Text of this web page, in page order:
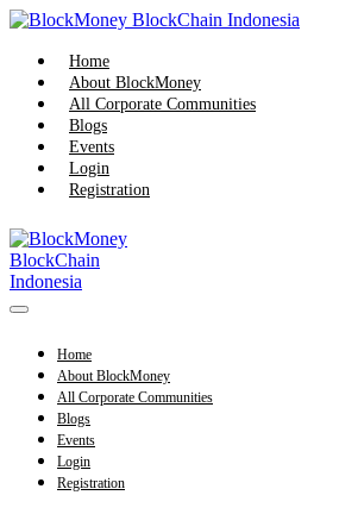
Skip
content
Home
About BlockMoney
All Corporate Communities
Blogs
Events
Login
Registration
Menu
Home
About BlockMoney
All Corporate Communities
Blogs
Events
Login
Registration